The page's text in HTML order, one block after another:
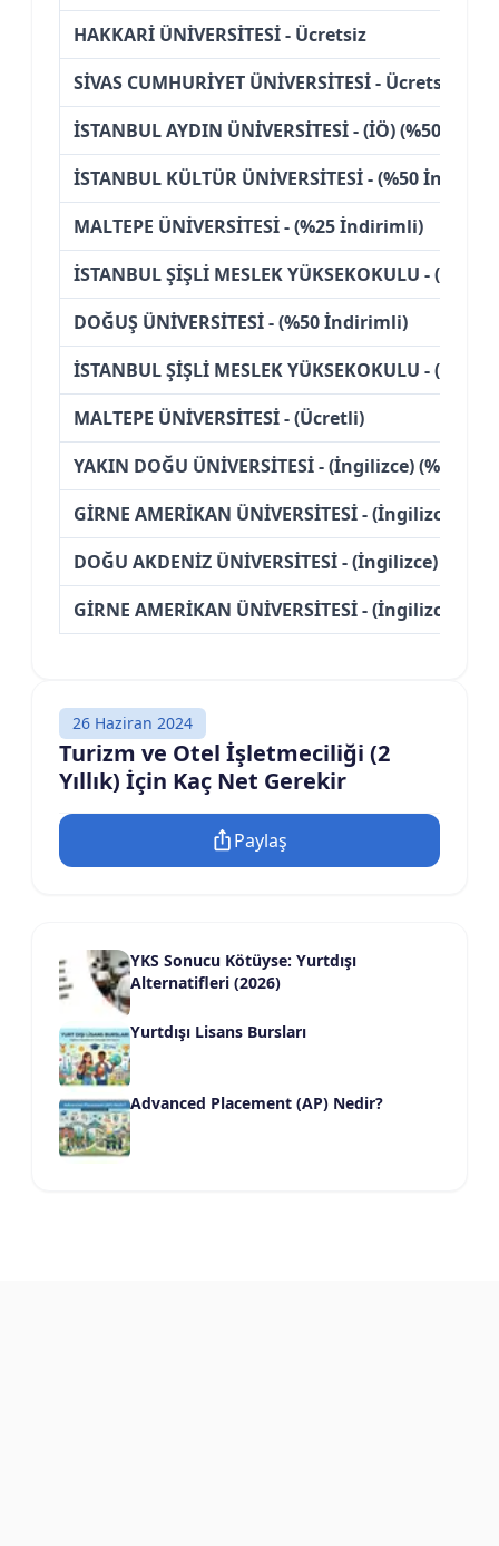
HAKKARİ ÜNİVERSİTESİ - Ücretsiz
SİVAS CUMHURİYET ÜNİVERSİTESİ - Ücretsiz
İSTANBUL AYDIN ÜNİVERSİTESİ - (İÖ) (%50
İSTANBUL KÜLTÜR ÜNİVERSİTESİ - (%50
MALTEPE ÜNİVERSİTESİ - (%25 İndirimli)
İSTANBUL ŞİŞLİ MESLEK YÜKSEKOKULU - (%50
DOĞUŞ ÜNİVERSİTESİ - (%50 İndirimli)
İSTANBUL ŞİŞLİ MESLEK YÜKSEKOKULU - (İÖ)
MALTEPE ÜNİVERSİTESİ - (Ücretli)
YAKIN DOĞU ÜNİVERSİTESİ - (İngilizce) (%50
GİRNE AMERİKAN ÜNİVERSİTESİ - (İngilizce)
DOĞU AKDENİZ ÜNİVERSİTESİ - (İngilizce)
GİRNE AMERİKAN ÜNİVERSİTESİ - (İngilizce)
26 Haziran 2024
Turizm ve Otel İşletmeciliği (2
Yıllık) İçin Kaç Net Gerekir
Paylaş
YKS Sonucu Kötüyse: Yurtdışı
Alternatifleri (2026)
Yurtdışı Lisans Bursları
Advanced Placement (AP) Nedir?